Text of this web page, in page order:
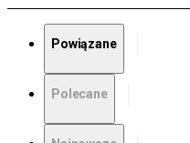
Powiązane
Polecane